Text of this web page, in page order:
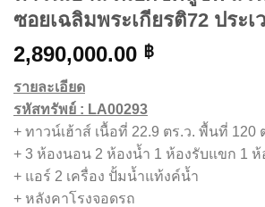
ซอยเฉลิมพระเกียรติ72 ประเ
2,890,000.00 ฿
รายละเอียด
รหัสทรัพย์ : LA00293
+ ทาวน์เฮ้าส์ เนื้อที่ 22.9 ตร.ว. พื้นที่ 120
+ 3 ห้องนอน 2 ห้องน้ำ 1 ห้องรับแขก 1 ห้
+ แอร์ 2 เครื่อง ปั้มน้ำแท้งค์น้ำ
+ หลังคาโรงจอดรถ